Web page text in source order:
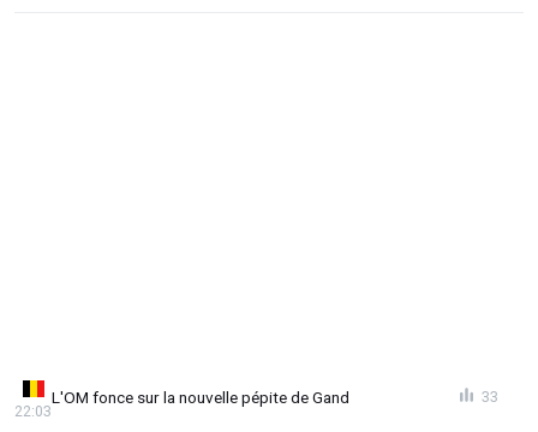
L'OM fonce sur la nouvelle pépite de Gand
22:03
33